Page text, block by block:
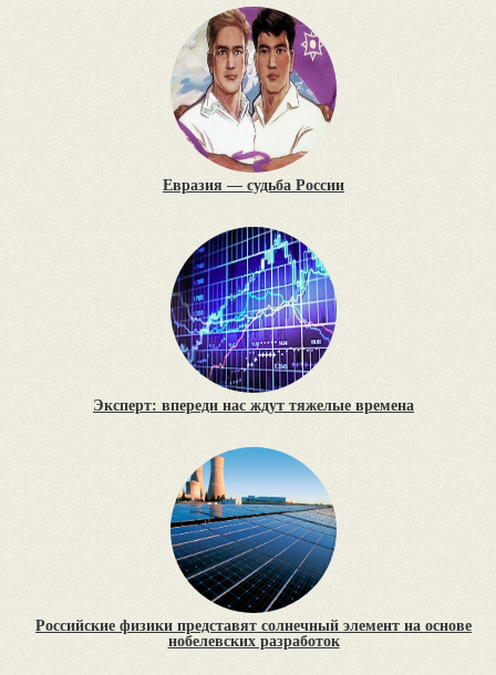
Евразия — судьба России
Эксперт: впереди нас ждут тяжелые времена
Российские физики представят солнечный элемент на основе
нобелевских разработок